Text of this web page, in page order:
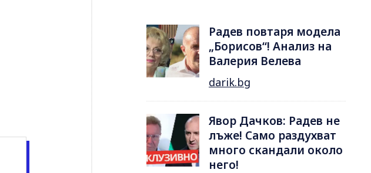
Радев повтаря модела
„Борисов“! Анализ на
Валерия Велева
darik.bg
Явор Дачков: Радев не
лъже! Само раздухват
много скандали около
него!